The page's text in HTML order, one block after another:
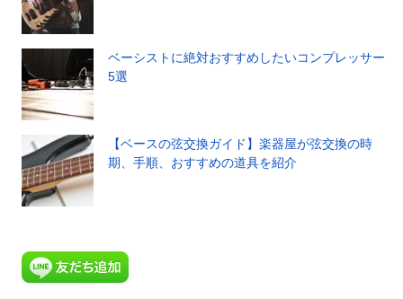
ベーシストに絶対おすすめしたいコンプレッサー
5選
【ベースの弦交換ガイド】楽器屋が弦交換の時
期、手順、おすすめの道具を紹介